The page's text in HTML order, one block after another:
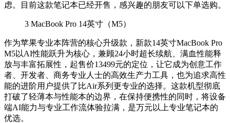
虑。目前这款笔记本已经开售，感兴趣的朋友可以下单选购。
3 MacBook Pro 14英寸（M5）
作为苹果专业本阵营的核心升级款，新款14英寸MacBook Pro
M5以AI性能跃升为核心，兼顾24小时超长续航、满血性能释
放与丰富拓展性，起售价13499元的定位，让它成为创意工作
者、开发者、商务专业人士的高效生产力工具，也为追求高性
能的进阶用户提供了比Air系列更专业的选择。这款机型彻底
打破了轻薄本与性能本的边界，在保持便携性的同时，将设备
端AI能力与专业工作流体验拉满，是万元以上专业笔记本的
优选。